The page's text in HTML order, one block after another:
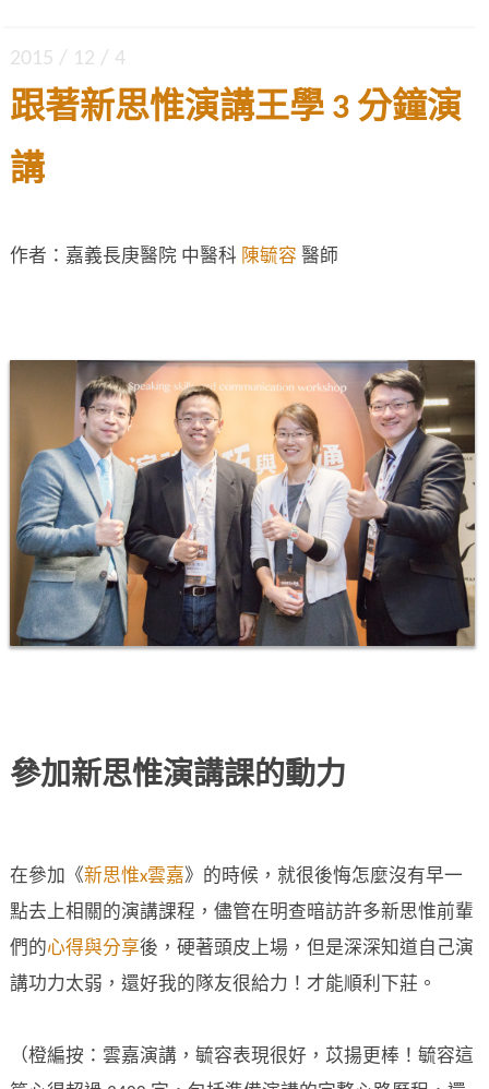
2015 / 12 / 4
跟著新思惟演講王學 3 分鐘演
講
作者：嘉義長庚醫院 中醫科 陳毓容 醫師
參加新思惟演講課的動力
在參加《新思惟x雲嘉》的時候，就很後悔怎麼沒有早一
點去上相關的演講課程，儘管在明查暗訪許多新思惟前輩
們的心得與分享後，硬著頭皮上場，但是深深知道自己演
講功力太弱，還好我的隊友很給力！才能順利下莊。
（橙編按：雲嘉演講，毓容表現很好，苡揚更棒！毓容這